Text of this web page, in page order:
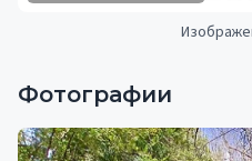
Фотографии